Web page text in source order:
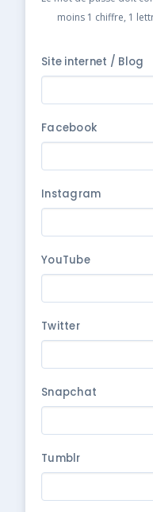
moins 1 chiffre, 1
Site internet / Blog
Facebook
Instagram
YouTube
Twitter
Snapchat
Tumblr